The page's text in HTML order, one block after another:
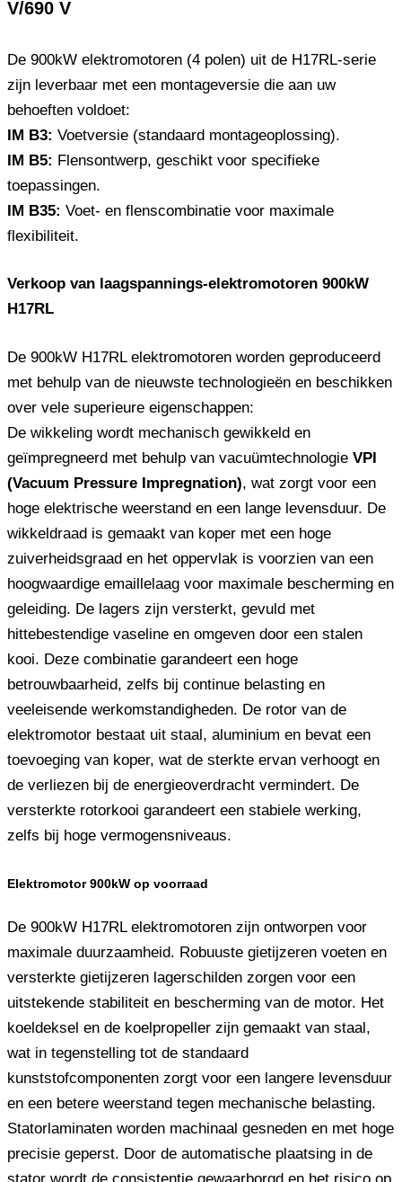
V/690 V
De 900kW elektromotoren (4 polen) uit de H17RL-serie
zijn leverbaar met een montageversie die aan uw
behoeften voldoet:
IM B3: Voetversie (standaard montageoplossing).
IM B5: Flensontwerp, geschikt voor specifieke
toepassingen.
IM B35: Voet- en flenscombinatie voor maximale
flexibiliteit.
Verkoop van laagspannings-elektromotoren 900kW
H17RL
De 900kW H17RL elektromotoren worden geproduceerd
met behulp van de nieuwste technologieën en beschikken
over vele superieure eigenschappen:
De wikkeling wordt mechanisch gewikkeld en
geïmpregneerd met behulp van vacuümtechnologie VPI
(Vacuum Pressure Impregnation), wat zorgt voor een
hoge elektrische weerstand en een lange levensduur. De
wikkeldraad is gemaakt van koper met een hoge
zuiverheidsgraad en het oppervlak is voorzien van een
hoogwaardige emaillelaag voor maximale bescherming en
geleiding. De lagers zijn versterkt, gevuld met
hittebestendige vaseline en omgeven door een stalen
kooi. Deze combinatie garandeert een hoge
betrouwbaarheid, zelfs bij continue belasting en
veeleisende werkomstandigheden. De rotor van de
elektromotor bestaat uit staal, aluminium en bevat een
toevoeging van koper, wat de sterkte ervan verhoogt en
de verliezen bij de energieoverdracht vermindert. De
versterkte rotorkooi garandeert een stabiele werking,
zelfs bij hoge vermogensniveaus.
Elektromotor 900kW op voorraad
De 900kW H17RL elektromotoren zijn ontworpen voor
maximale duurzaamheid. Robuuste gietijzeren voeten en
versterkte gietijzeren lagerschilden zorgen voor een
uitstekende stabiliteit en bescherming van de motor. Het
koeldeksel en de koelpropeller zijn gemaakt van staal,
wat in tegenstelling tot de standaard
kunststofcomponenten zorgt voor een langere levensduur
en een betere weerstand tegen mechanische belasting.
Statorlaminaten worden machinaal gesneden en met hoge
precisie geperst. Door de automatische plaatsing in de